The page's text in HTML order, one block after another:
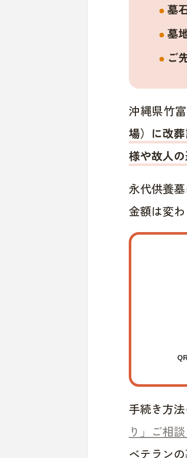
墓
墓
ご
沖縄県竹
場）に改
様や故人
永代供養
金額は変わ
手続き方
り」ご相談
ベテラン